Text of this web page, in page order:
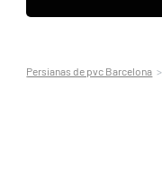
Persianas de pvc Barcelona